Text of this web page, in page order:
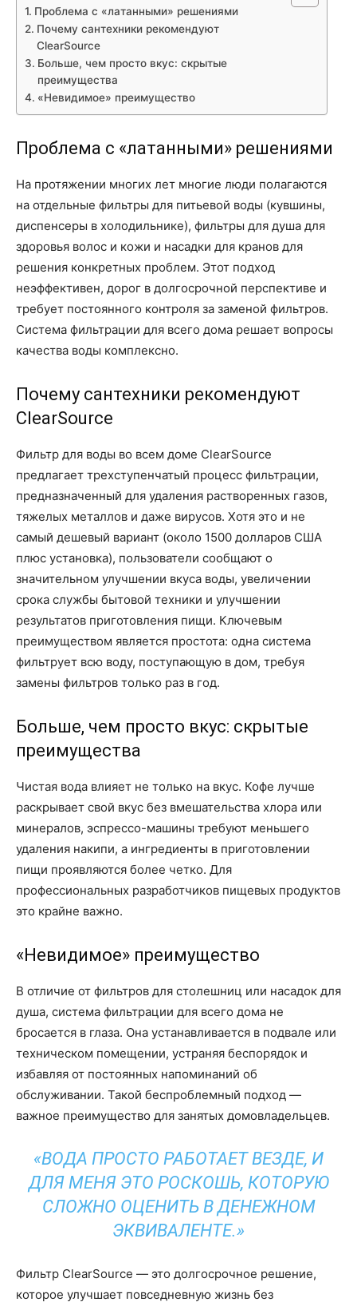
Проблема с «латанными» решениями
Почему сантехники рекомендуют
ClearSource
Больше, чем просто вкус: скрытые
преимущества
«Невидимое» преимущество
Проблема с «латанными» решениями
На протяжении многих лет многие люди полагаются
на отдельные фильтры для питьевой воды (кувшины,
диспенсеры в холодильнике), фильтры для душа для
здоровья волос и кожи и насадки для кранов для
решения конкретных проблем. Этот подход
неэффективен, дорог в долгосрочной перспективе и
требует постоянного контроля за заменой фильтров.
Система фильтрации для всего дома решает вопросы
качества воды комплексно.
Почему сантехники рекомендуют
ClearSource
Фильтр для воды во всем доме ClearSource
предлагает трехступенчатый процесс фильтрации,
предназначенный для удаления растворенных газов,
тяжелых металлов и даже вирусов. Хотя это и не
самый дешевый вариант (около 1500 долларов США
плюс установка), пользователи сообщают о
значительном улучшении вкуса воды, увеличении
срока службы бытовой техники и улучшении
результатов приготовления пищи. Ключевым
преимуществом является простота: одна система
фильтрует всю воду, поступающую в дом, требуя
замены фильтров только раз в год.
Больше, чем просто вкус: скрытые
преимущества
Чистая вода влияет не только на вкус. Кофе лучше
раскрывает свой вкус без вмешательства хлора или
минералов, эспрессо-машины требуют меньшего
удаления накипи, а ингредиенты в приготовлении
пищи проявляются более четко. Для
профессиональных разработчиков пищевых продуктов
это крайне важно.
«Невидимое» преимущество
В отличие от фильтров для столешниц или насадок для
душа, система фильтрации для всего дома не
бросается в глаза. Она устанавливается в подвале или
техническом помещении, устраняя беспорядок и
избавляя от постоянных напоминаний об
обслуживании. Такой беспроблемный подход —
важное преимущество для занятых домовладельцев.
«ВОДА ПРОСТО РАБОТАЕТ ВЕЗДЕ, И
ДЛЯ МЕНЯ ЭТО РОСКОШЬ, КОТОРУЮ
СЛОЖНО ОЦЕНИТЬ В ДЕНЕЖНОМ
ЭКВИВАЛЕНТЕ.»
Фильтр ClearSource — это долгосрочное решение,
которое улучшает повседневную жизнь без